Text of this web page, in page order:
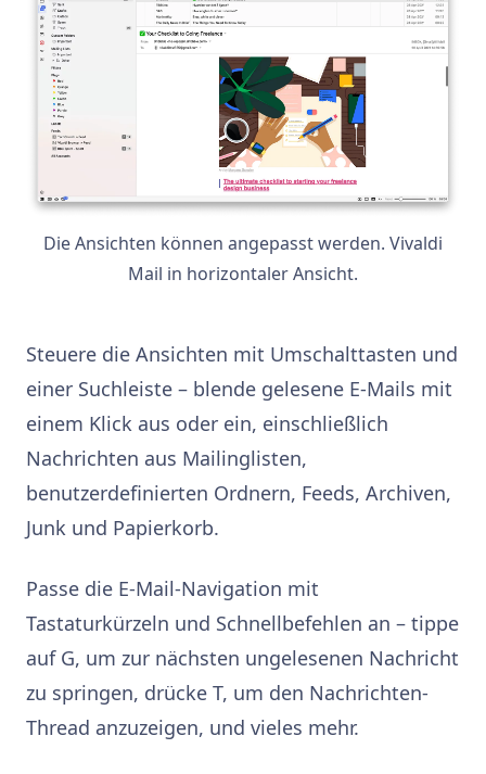
Die Ansichten können angepasst werden. Vivaldi
Mail in horizontaler Ansicht.
Steuere die Ansichten mit Umschalttasten und
einer Suchleiste – blende gelesene E-Mails mit
einem Klick aus oder ein, einschließlich
Nachrichten aus Mailinglisten,
benutzerdefinierten Ordnern, Feeds, Archiven,
Junk und Papierkorb.
Passe die E-Mail-Navigation mit
Tastaturkürzeln und Schnellbefehlen an – tippe
auf G, um zur nächsten ungelesenen Nachricht
zu springen, drücke T, um den Nachrichten-
Thread anzuzeigen, und vieles mehr.